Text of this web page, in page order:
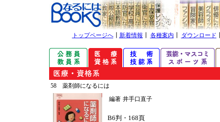
トップページへ┃ 新着情報 各種案内 ダウンロード
58 薬剤師になるには
編著 井手口直子
B6判・168頁